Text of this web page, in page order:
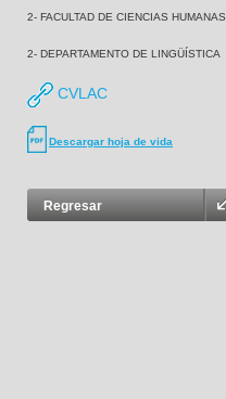
2- FACULTAD DE CIENCIAS HUMANAS
2- DEPARTAMENTO DE LINGÜÍSTICA
CVLAC
Descargar hoja de vida
Regresar